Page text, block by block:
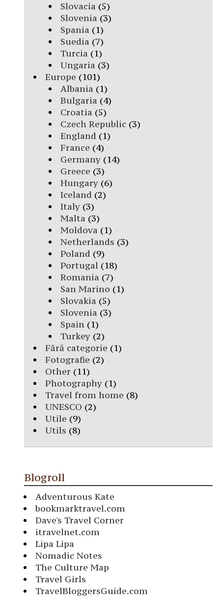
Slovacia (5)
Slovenia (3)
Spania (1)
Suedia (7)
Turcia (1)
Ungaria (3)
Europe (101)
Albania (1)
Bulgaria (4)
Croatia (5)
Czech Republic (3)
England (1)
France (4)
Germany(14)
Greece (3)
Hungary(6)
Iceland (2)
Italy(3)
Malta (3)
Moldova (1)
Netherlands (3)
Poland (9)
Portugal(18)
Romania (7)
San Marino (1)
Slovakia (5)
Slovenia (3)
Spain(1)
Turkey(2)
Fără categorie (1)
Fotografie (2)
Other (11)
Photography (1)
Travel from home (8)
UNESCO (2)
Utile (9)
Utils (8)
Blogroll
Adventurous Kate
bookmarktravel.com
Dave's Travel Corner
itravelnet.com
Lipa Lipa
Nomadic Notes
The Culture Map
Travel Girls
TravelBloggersGuide.com